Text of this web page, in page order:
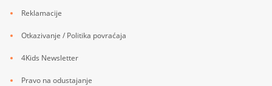
Reklamacije
Otkazivanje / Politika povraćaja
4Kids Newsletter
Pravo na odustajanje